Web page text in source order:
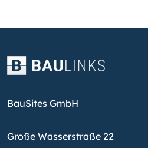
BauSites GmbH
Große Wasserstraße 22